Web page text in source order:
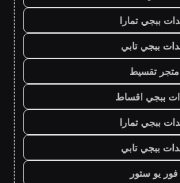
ببجي تمارا
ببجي تابي
متجر تقسيط
ببجي اقساط
ببجي تمارا
ببجي تابي
فور يو ستور